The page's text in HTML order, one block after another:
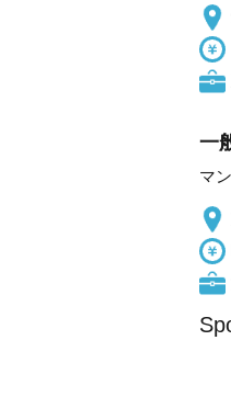
一
マ